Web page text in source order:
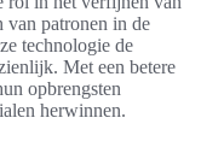
van patronen in de
technologie de
Met een betere
opbrengsten
herwinnen.